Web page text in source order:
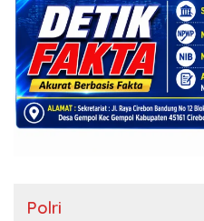
Polri